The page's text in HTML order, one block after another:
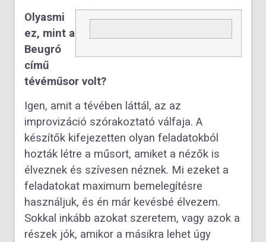
Olyasmi
ez, mint a
Beugró
című
tévéműsor volt?
Igen, amit a tévében láttál, az az
improvizáció szórakoztató válfaja. A
készítők kifejezetten olyan feladatokból
hozták létre a műsort, amiket a nézők is
élveznek és szívesen néznek. Mi ezeket a
feladatokat maximum bemelegítésre
használjuk, és én már kevésbé élvezem.
Sokkal inkább azokat szeretem, vagy azok a
részek jók, amikor a másikra lehet úgy